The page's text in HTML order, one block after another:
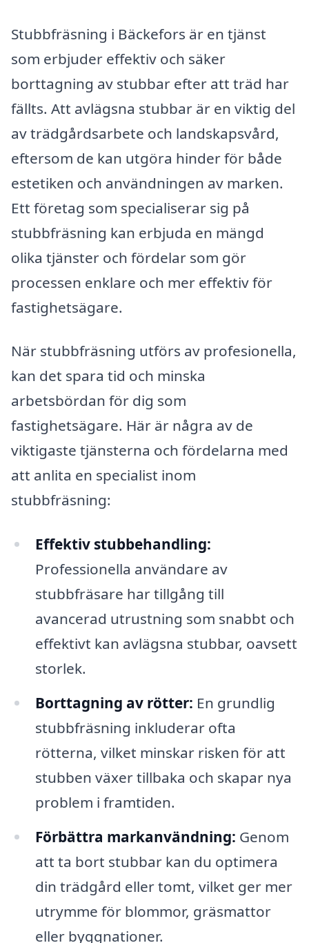
Stubbfräsning i Bäckefors är en tjänst
som erbjuder effektiv och säker
borttagning av stubbar efter att träd har
fällts. Att avlägsna stubbar är en viktig del
av trädgårdsarbete och landskapsvård,
eftersom de kan utgöra hinder för både
estetiken och användningen av marken.
Ett företag som specialiserar sig på
stubbfräsning kan erbjuda en mängd
olika tjänster och fördelar som gör
processen enklare och mer effektiv för
fastighetsägare.
När stubbfräsning utförs av profesionella,
kan det spara tid och minska
arbetsbördan för dig som
fastighetsägare. Här är några av de
viktigaste tjänsterna och fördelarna med
att anlita en specialist inom
stubbfräsning:
Effektiv stubbehandling:
Professionella användare av
stubbfräsare har tillgång till
avancerad utrustning som snabbt och
effektivt kan avlägsna stubbar, oavsett
storlek.
Borttagning av rötter: En grundlig
stubbfräsning inkluderar ofta
rötterna, vilket minskar risken för att
stubben växer tillbaka och skapar nya
problem i framtiden.
Förbättra markanvändning: Genom
att ta bort stubbar kan du optimera
din trädgård eller tomt, vilket ger mer
utrymme för blommor, gräsmattor
eller byggnationer.